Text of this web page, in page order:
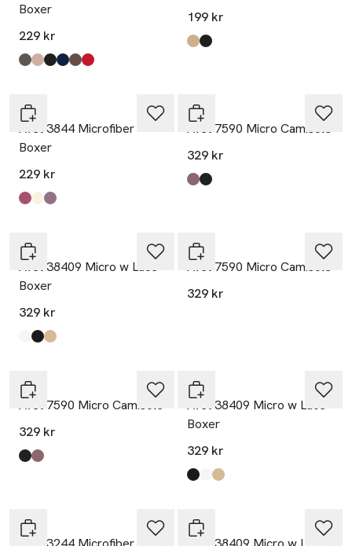
Boxer
229 kr
Produkten finns i färgerna:
Kaki,
Sand,
Black,
Navy,
Ceniza,
Red,
199 kr
Produkten finns i färgerna:
Sand
Black
Avet
Avet 3844 Microfiber
Boxer
229 kr
Produkten finns i färgerna:
Peonia,
Champange
Lila,
Avet
Avet 7590 Micro Camisole
329 kr
Produkten finns i färgerna:
Ceniza
Black
Avet
Avet 38409 Micro w Lace
Boxer
329 kr
Produkten finns i färgerna:
White,
Black,
Sand,
Avet
Avet 7590 Micro Camisole
329 kr
Avet
Avet 7590 Micro Camisole
329 kr
Produkten finns i färgerna:
Black
Ceniza
Avet
Avet 38409 Micro w Lace
Boxer
329 kr
Produkten finns i färgerna:
Black,
White,
Sand,
Avet
Avet